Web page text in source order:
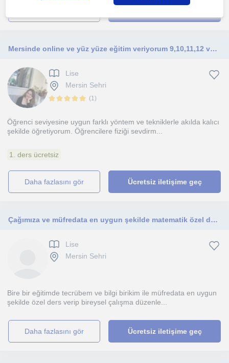
Mersinde online ve yüz yüze eğitim veriyorum 9,10,11,12 ve mezun gruplarına fizik eğitimi veriyorum.
Lise
Mersin Sehri
(1)
Öğrenci seviyesine uygun farklı yöntem ve tekniklerle akılda kalıcı
şekilde öğretiyorum. Öğrencilere fiziği sevdirm...
1. ders ücretsiz
daha fazlasını gör Ücretsiz iletişime geç
Çağımıza ve müfredata en uygun şekilde matematik özel ders
Lise
Mersin Sehri
Bire bir eğitimde tecrübem ve bilgi birikim ile müfredata en uygun
şekilde özel ders verip bireysel çalışma düzenle...
daha fazlasını gör Ücretsiz iletişime geç